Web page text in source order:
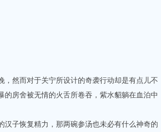
然而对于关宁所设计的奇袭行动却是有点儿不
房舍被无情的火舌所卷吞，紫水貂躺在血泊中
子恢复精力，那两碗参汤也未必有什么神奇的